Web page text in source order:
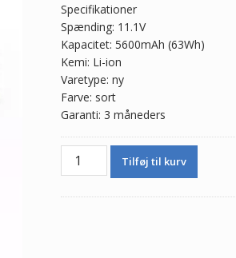
pris
var:
473,00 kr.278,00 kr.
Specifikationer
Spænding: 11.1V
Kapacitet: 5600mAh (63Wh)
Kemi: Li-ion
Varetype: ny
Farve: sort
Garanti: 3 måneders
Ægte
batteri
Tilføj til kurv